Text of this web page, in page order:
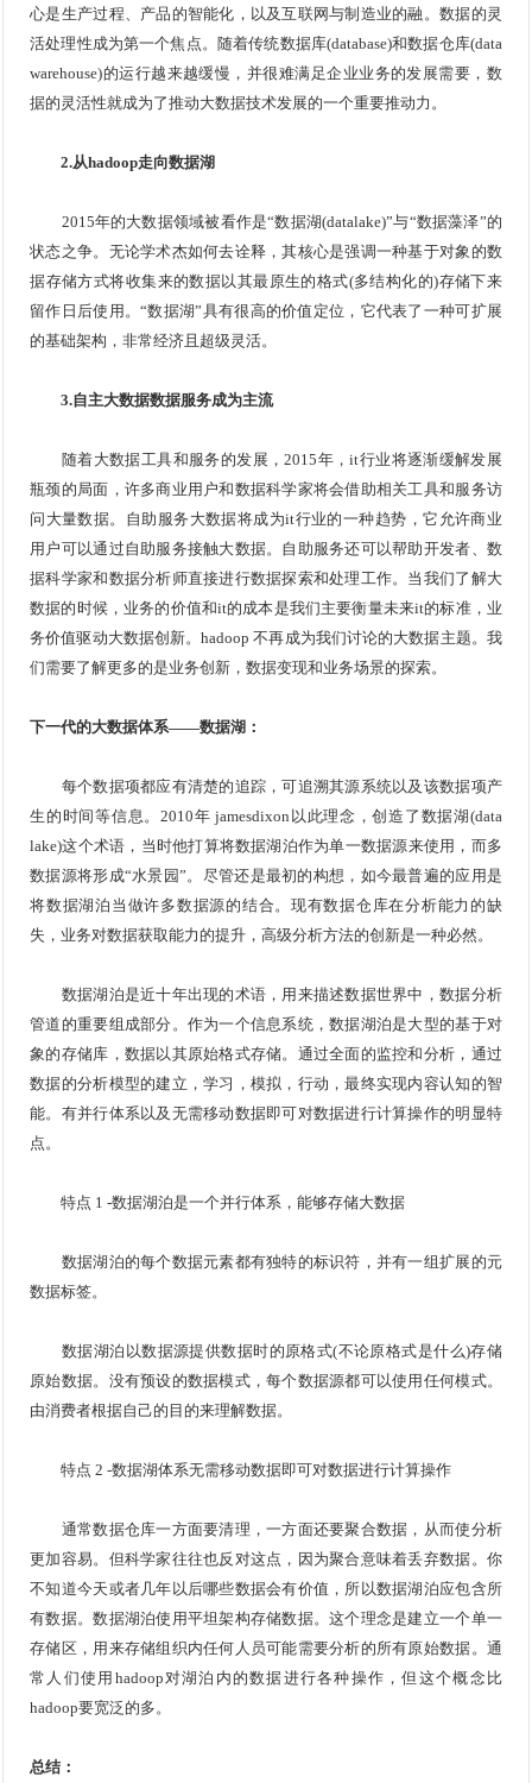
心是生产过程、产品的智能化，以及互联网与制造业的融。数据的灵
活处理性成为第一个焦点。随着传统数据库(database)和数据仓库(data
warehouse)的运行越来越缓慢，并很难满足企业业务的发展需要，数
据的灵活性就成为了推动大数据技术发展的一个重要推动力。
2.从hadoop走向数据湖
2015年的大数据领域被看作是“数据湖(datalake)”与“数据藻泽”的
状态之争。无论学术杰如何去诠释，其核心是强调一种基于对象的数
据存储方式将收集来的数据以其最原生的格式(多结构化的)存储下来
留作日后使用。“数据湖”具有很高的价值定位，它代表了一种可扩展
的基础架构，非常经济且超级灵活。
3.自主大数据数据服务成为主流
随着大数据工具和服务的发展，2015年，it行业将逐渐缓解发展
瓶颈的局面，许多商业用户和数据科学家将会借助相关工具和服务访
问大量数据。自助服务大数据将成为it行业的一种趋势，它允许商业
用户可以通过自助服务接触大数据。自助服务还可以帮助开发者、数
据科学家和数据分析师直接进行数据探索和处理工作。当我们了解大
数据的时候，业务的价值和it的成本是我们主要衡量未来it的标准，业
务价值驱动大数据创新。hadoop 不再成为我们讨论的大数据主题。我
们需要了解更多的是业务创新，数据变现和业务场景的探索。
下一代的大数据体系——数据湖：
每个数据项都应有清楚的追踪，可追溯其源系统以及该数据项产
生的时间等信息。2010年 jamesdixon以此理念，创造了数据湖(data
lake)这个术语，当时他打算将数据湖泊作为单一数据源来使用，而多
数据源将形成“水景园”。尽管还是最初的构想，如今最普遍的应用是
将数据湖泊当做许多数据源的结合。现有数据仓库在分析能力的缺
失，业务对数据获取能力的提升，高级分析方法的创新是一种必然。
数据湖泊是近十年出现的术语，用来描述数据世界中，数据分析
管道的重要组成部分。作为一个信息系统，数据湖泊是大型的基于对
象的存储库，数据以其原始格式存储。通过全面的监控和分析，通过
数据的分析模型的建立，学习，模拟，行动，最终实现内容认知的智
能。有并行体系以及无需移动数据即可对数据进行计算操作的明显特
点。
特点 1 -数据湖泊是一个并行体系，能够存储大数据
数据湖泊的每个数据元素都有独特的标识符，并有一组扩展的元
数据标签。
数据湖泊以数据源提供数据时的原格式(不论原格式是什么)存储
原始数据。没有预设的数据模式，每个数据源都可以使用任何模式。
由消费者根据自己的目的来理解数据。
特点 2 -数据湖体系无需移动数据即可对数据进行计算操作
通常数据仓库一方面要清理，一方面还要聚合数据，从而使分析
更加容易。但科学家往往也反对这点，因为聚合意味着丢弃数据。你
不知道今天或者几年以后哪些数据会有价值，所以数据湖泊应包含所
有数据。数据湖泊使用平坦架构存储数据。这个理念是建立一个单一
存储区，用来存储组织内任何人员可能需要分析的所有原始数据。通
常人们使用hadoop对湖泊内的数据进行各种操作，但这个概念比
hadoop要宽泛的多。
总结：